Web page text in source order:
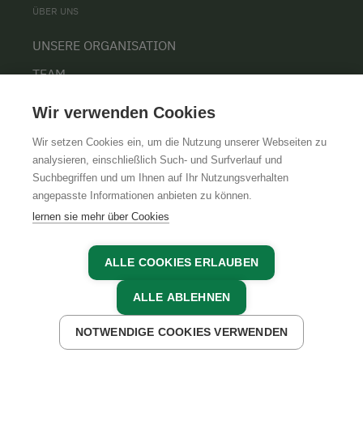
JETZT ANFRAGEN JETZT BUCHEN
ÜBER UNS
UNSERE ORGANISATION
TEAM
AGBIMPRESSUMDATENSCHUTZ
Wir verwenden Cookies
Wir setzen Cookies ein, um die Nutzung unserer Webseiten zu
analysieren, einschließlich Such- und Surfverlauf und
Suchbegriffen und um Ihnen auf Ihr Nutzungsverhalten
angepasste Informationen anbieten zu können.
lernen sie mehr über Cookies
ALLE COOKIES ERLAUBEN
ALLE ABLEHNEN
NOTWENDIGE COOKIES VERWENDEN